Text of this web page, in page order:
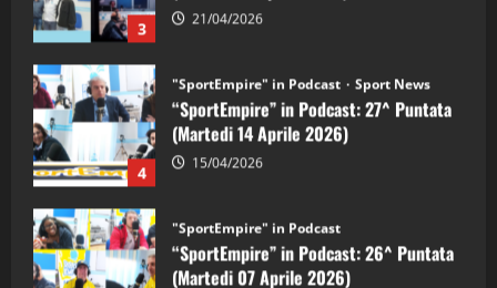
3 21/04/2026
4
"SportEmpire" in Podcast Sport News
“SportEmpire” in Podcast: 27^ Puntata
(Martedi 14 Aprile 2026)
15/04/2026
"SportEmpire" in Podcast
“SportEmpire” in Podcast: 26^ Puntata
(Martedi 07 Aprile 2026)